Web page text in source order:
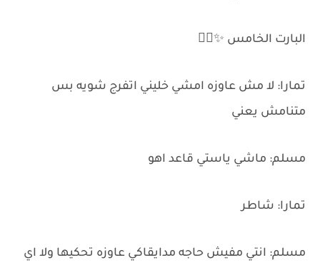
البارت الخامس ✨✌🏻
تمارا: لا مش عاوزه امشي خليني اتفرج شويه بس
متنامش يعني
مسلم: ماشي ياستي قاعد اهو
تمارا: شاطر
مسلم: انتي مفيش حاجه مدايقاكي عاوزه تحكيها ولا اي